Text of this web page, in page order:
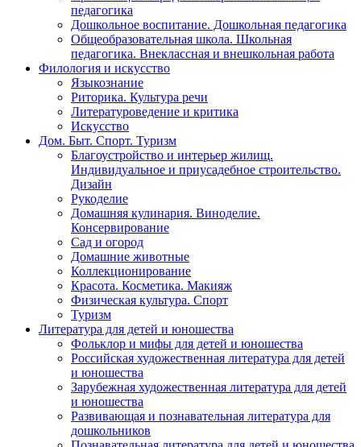
педагогика
Дошкольное воспитание. Дошкольная педагогика
Общеобразовательная школа. Школьная
педагогика. Внеклассная и внешкольная работа
Филология и искусство
Языкознание
Риторика. Культура речи
Литературоведение и критика
Искусство
Дом. Быт. Спорт. Туризм
Благоустройство и интерьер жилищ.
Индивидуальное и приусадебное строительство.
Дизайн
Рукоделие
Домашняя кулинария. Виноделие.
Консервирование
Сад и огород
Домашние животные
Коллекционирование
Красота. Косметика. Макияж
Физическая культура. Спорт
Туризм
Литература для детей и юношества
Фольклор и мифы для детей и юношества
Российская художественная литература для детей
и юношества
Зарубежная художественная литература для детей
и юношества
Развивающая и познавательная литература для
дошкольников